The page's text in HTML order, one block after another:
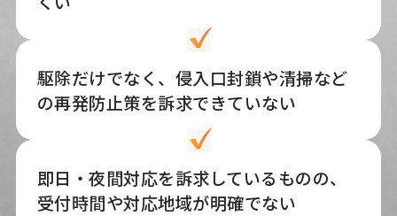
駆除だけでなく、侵入口封鎖や清掃など
の再発防止策を訴求できていない
即日・夜間対応を訴求しているものの、
受付時間や対応地域が明確でない